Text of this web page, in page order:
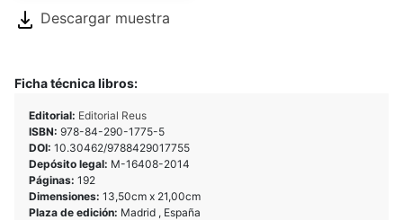
Descargar muestra
Ficha técnica libros:
Editorial: Editorial Reus
ISBN: 978-84-290-1775-5
DOI: 10.30462/9788429017755
Depósito legal: M-16408-2014
Páginas: 192
Dimensiones: 13,50cm x 21,00cm
Plaza de edición: Madrid , España